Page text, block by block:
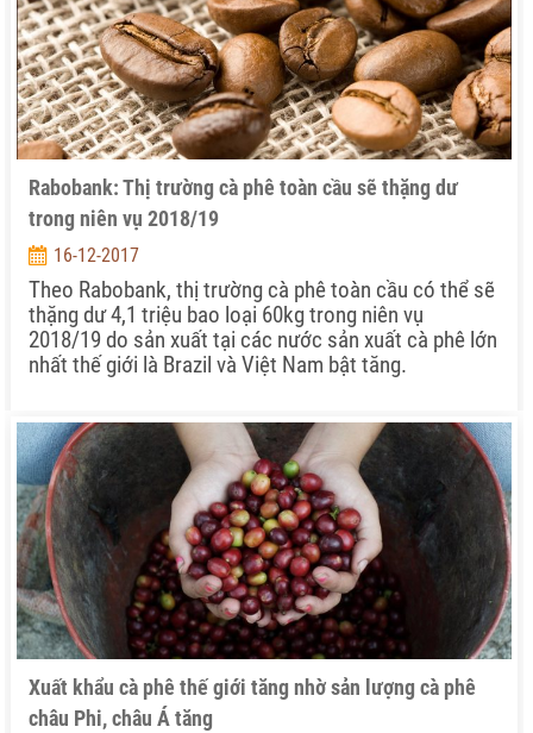
Rabobank: Thị trường cà phê toàn cầu sẽ thặng dư
trong niên vụ 2018/19
16-12-2017
Theo Rabobank, thị trường cà phê toàn cầu có thể sẽ
thặng dư 4,1 triệu bao loại 60kg trong niên vụ
2018/19 do sản xuất tại các nước sản xuất cà phê lớn
nhất thế giới là Brazil và Việt Nam bật tăng.
Xuất khẩu cà phê thế giới tăng nhờ sản lượng cà phê
châu Phi, châu Á tăng